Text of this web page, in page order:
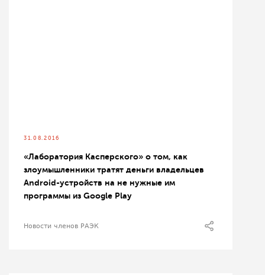
31.08.2016
«Лаборатория Касперского» о том, как
злоумышленники тратят деньги владельцев
Android-устройств на не нужные им
программы из Google Play
Новости членов РАЭК